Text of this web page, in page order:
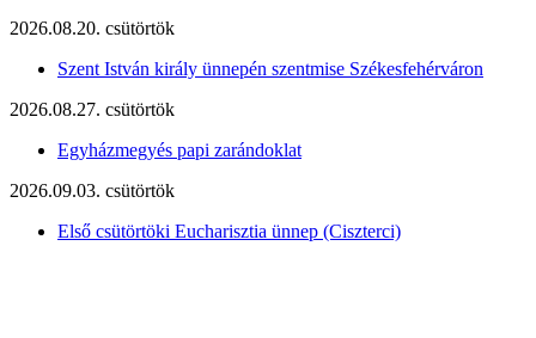
2026.08.20. csütörtök
Szent István király ünnepén szentmise Székesfehérváron
2026.08.27. csütörtök
Egyházmegyés papi zarándoklat
2026.09.03. csütörtök
Első csütörtöki Eucharisztia ünnep (Ciszterci)